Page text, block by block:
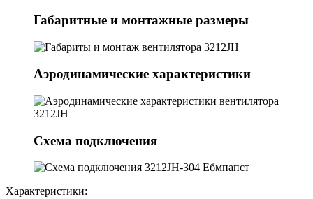
Габаритные и монтажные размеры
Аэродинамические характеристики
Схема подключения
Характеристики: